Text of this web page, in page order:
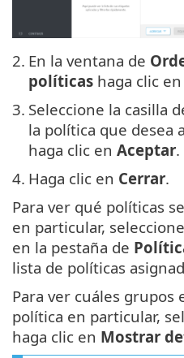
2. En la ventana de
políticas haga clic en
3. Seleccione la casilla
la política que desea
haga clic en Aceptar.
4. Haga clic en Cerrar.
Para ver qué políticas
en particular,
en la pestaña de
lista de políticas
Para ver cuáles grupos
política en particular,
haga clic en Mostrar